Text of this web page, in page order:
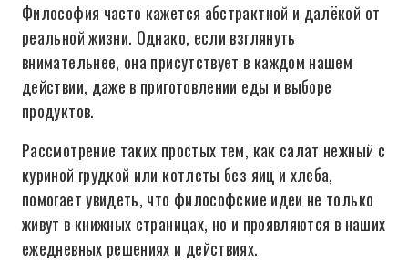
Философия часто кажется абстрактной и далёкой от
реальной жизни. Однако, если взглянуть
внимательнее, она присутствует в каждом нашем
действии, даже в приготовлении еды и выборе
продуктов.
Рассмотрение таких простых тем, как салат нежный с
куриной грудкой или котлеты без яиц и хлеба,
помогает увидеть, что философские идеи не только
живут в книжных страницах, но и проявляются в наших
ежедневных решениях и действиях.